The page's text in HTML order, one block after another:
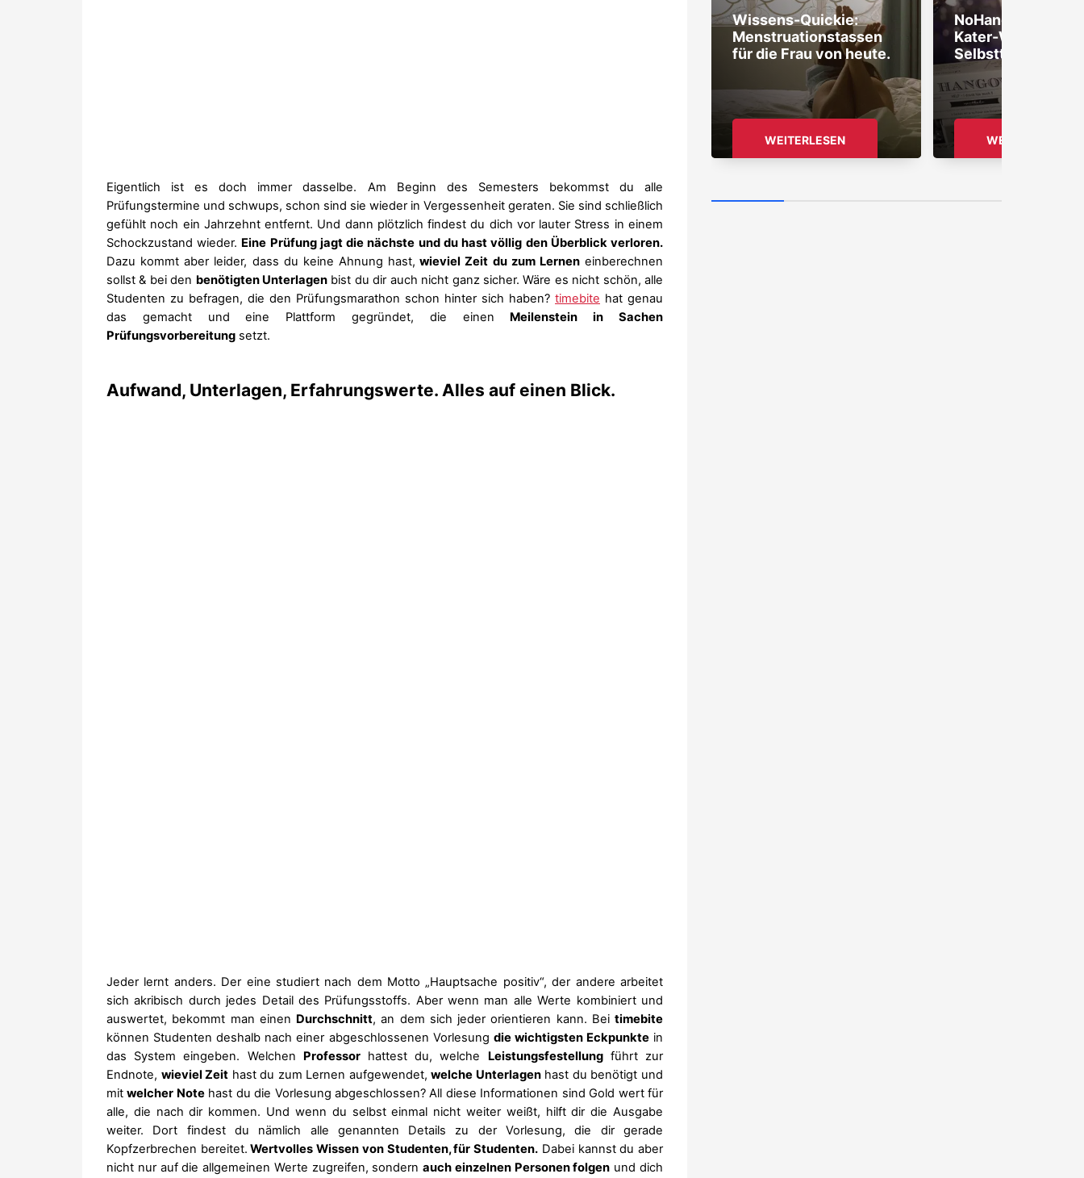
Eigentlich ist es doch immer dasselbe. Am Beginn des Semesters bekommst du alle
Prüfungstermine und schwups, schon sind sie wieder in Vergessenheit geraten. Sie sind schließlich
gefühlt noch ein Jahrzehnt entfernt. Und dann plötzlich findest du dich vor lauter Stress in einem
Schockzustand wieder. Eine Prüfung jagt die nächste und du hast völlig den Überblick verloren.
Dazu kommt aber leider, dass du keine Ahnung hast, wieviel Zeit du zum Lerneneinberechnen
sollst & bei den benötigten Unterlagen bist du dir auch nicht ganz sicher. Wäre es nicht schön, alle
Studenten zu befragen, die den Prüfungsmarathon schon hinter sich haben? timebite hat genau
das gemacht und eine Plattform gegründet, die einen Meilenstein in Sachen
Prüfungsvorbereitung setzt.
Aufwand, Unterlagen, Erfahrungswerte. Alles auf einen Blick.
Jeder lernt anders. Der eine studiert nach dem Motto „Hauptsache positiv“, der andere arbeitet
sich akribisch durch jedes Detail des Prüfungsstoffs. Aber wenn man alle Werte kombiniert und
auswertet, bekommt man einen Durchschnitt, an dem sich jeder orientieren kann. Bei timebite
können Studenten deshalb nach einer abgeschlossenen Vorlesung die wichtigsten Eckpunktein
das System eingeben. Welchen Professorhattest du, welche Leistungsfestellungführt zur
Endnote, wieviel Zeit hast du zum Lernen aufgewendet,welche Unterlagenhast du benötigt und
mitwelcher Notehast du die Vorlesung abgeschlossen? All diese Informationen sind Gold wert für
alle, die nach dir kommen. Und wenn du selbst einmal nicht weiter weißt, hilft dir die Ausgabe
weiter. Dort findest du nämlich alle genannten Details zu der Vorlesung, die dir gerade
Kopfzerbrechen bereitet. Wertvolles Wissen von Studenten, für Studenten. Dabei kannst du aber
nicht nur auf die allgemeinen Werte zugreifen, sondernauch einzelnen Personen folgen und dich
Wissens-Quickie:
Menstruationstassen
für die Frau von heute.
WEITERLESEN
NoHangover: Das
Kater-
Selbsttest!
WEITERLESEN